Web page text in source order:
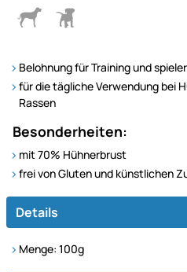
Belohnung für Training und
für die tägliche Verwendung bei
Rassen
Besonderheiten:
mit 70% Hühnerbrust
frei von Gluten und künstlichen
Details
Menge: 100g